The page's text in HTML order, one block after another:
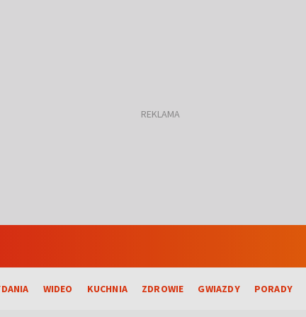
WIDEO KUCHNIA ZDROWIE GWIAZDY PORADY